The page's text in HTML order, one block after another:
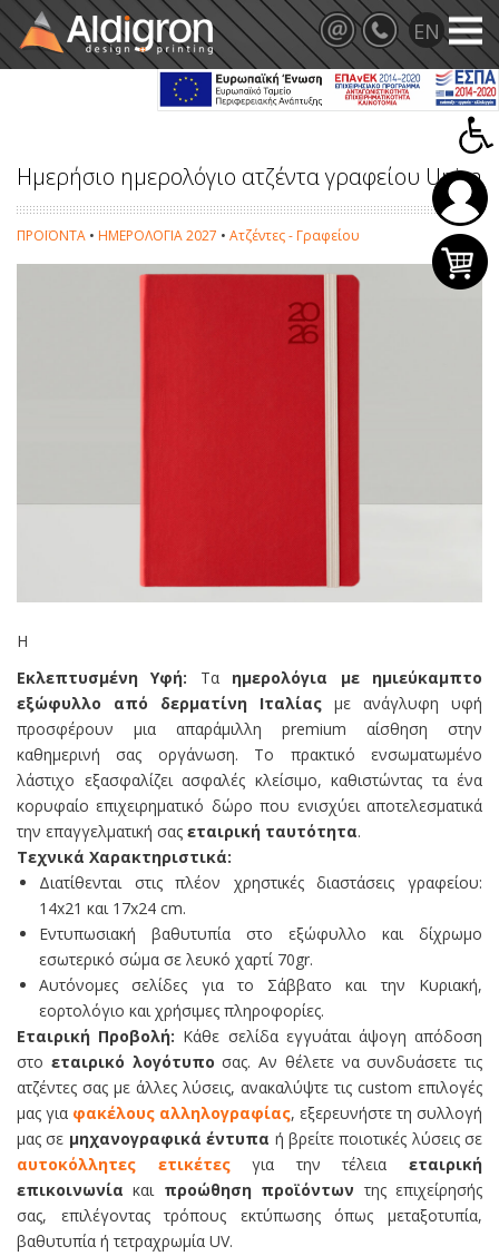
Ημερήσιο ημερολόγιο ατζέντα γραφείου Unica
ΠΡΟΪΟΝΤΑ • ΗΜΕΡΟΛΟΓΙΑ 2027 • Ατζέντες - Γραφείου
Η
Εκλεπτυσμένη Υφή: Τα ημερολόγια με ημιεύκαμπτο
εξώφυλλο από δερματίνη Ιταλίας με ανάγλυφη υφή
προσφέρουν μια απαράμιλλη premium αίσθηση στην
καθημερινή σας οργάνωση. Το πρακτικό ενσωματωμένο
λάστιχο εξασφαλίζει ασφαλές κλείσιμο, καθιστώντας τα ένα
κορυφαίο επιχειρηματικό δώρο που ενισχύει αποτελεσματικά
την επαγγελματική σας εταιρική ταυτότητα.
Τεχνικά Χαρακτηριστικά:
Διατίθενται στις πλέον χρηστικές διαστάσεις γραφείου:
14x21 και 17x24 cm.
Εντυπωσιακή βαθυτυπία στο εξώφυλλο και δίχρωμο
εσωτερικό σώμα σε λευκό χαρτί 70gr.
Αυτόνομες σελίδες για το Σάββατο και την Κυριακή,
εορτολόγιο και χρήσιμες πληροφορίες.
Εταιρική Προβολή: Κάθε σελίδα εγγυάται άψογη απόδοση
στο εταιρικό λογότυπο σας. Αν θέλετε να συνδυάσετε τις
ατζέντες σας με άλλες λύσεις, ανακαλύψτε τις custom επιλογές
μας για φακέλους αλληλογραφίας, εξερευνήστε τη συλλογή
μας σε μηχανογραφικά έντυπα ή βρείτε ποιοτικές λύσεις σε
αυτοκόλλητες ετικέτεςγια την τέλειαεταιρική
επικοινωνία και προώθηση προϊόντων της επιχείρησής
σας, επιλέγοντας τρόπους εκτύπωσης όπως μεταξοτυπία,
βαθυτυπία ή τετραχρωμία UV.